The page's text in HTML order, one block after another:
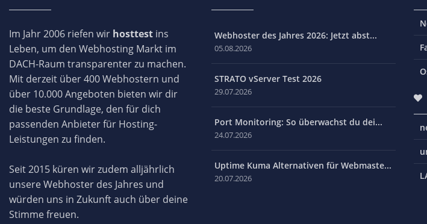
Im Jahr 2006 riefen wir hosttest ins
Leben, um den Webhosting Markt im
DACH-Raum transparenter zu machen.
Mit derzeit über 400 Webhostern und
über 10.000 Angeboten bieten wir dir
die beste Grundlage, den für dich
passenden Anbieter für Hosting-
Leistungen zu finden.
Seit 2015 küren wir zudem alljährlich
unsere Webhoster des Jahres und
würden uns in Zukunft auch über deine
Stimme freuen.
Webhoster des Jahres 2026: Jetzt abst...
05.08.2026
STRATO vServer Test 2026
29.07.2026
Port Monitoring: So überwachst du dei...
24.07.2026
Uptime Kuma Alternativen für Webmaste...
20.07.2026